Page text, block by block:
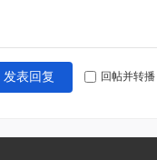
发表回复 回帖并转播